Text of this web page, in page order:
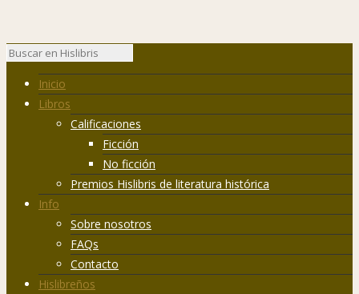
Inicio
Libros
Calificaciones
Ficción
No ficción
Premios Hislibris de literatura histórica
Info
Sobre nosotros
FAQs
Contacto
Hislibreños